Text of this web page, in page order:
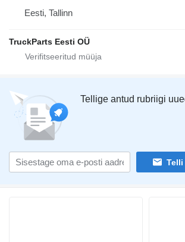
Eesti, Tallinn
TruckParts Eesti OÜ
Tellige antud rubriigi
Telli